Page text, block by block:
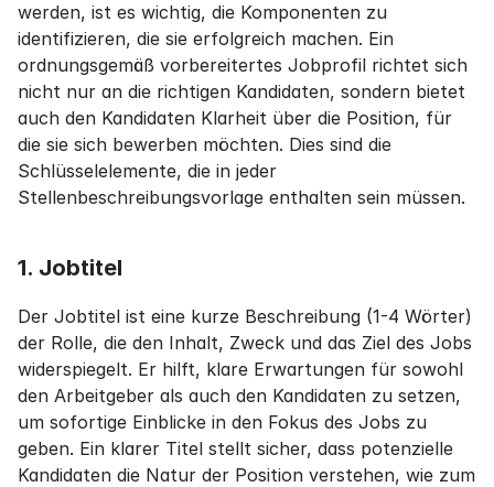
werden, ist es wichtig, die Komponenten zu
identifizieren, die sie erfolgreich machen. Ein
ordnungsgemäß vorbereitertes Jobprofil richtet sich
nicht nur an die richtigen Kandidaten, sondern bietet
auch den Kandidaten Klarheit über die Position, für
die sie sich bewerben möchten. Dies sind die
Schlüsselelemente, die in jeder
Stellenbeschreibungsvorlage enthalten sein müssen.
1. Jobtitel
Der Jobtitel ist eine kurze Beschreibung (1-4 Wörter)
der Rolle, die den Inhalt, Zweck und das Ziel des Jobs
widerspiegelt. Er hilft, klare Erwartungen für sowohl
den Arbeitgeber als auch den Kandidaten zu setzen,
um sofortige Einblicke in den Fokus des Jobs zu
geben. Ein klarer Titel stellt sicher, dass potenzielle
Kandidaten die Natur der Position verstehen, wie zum